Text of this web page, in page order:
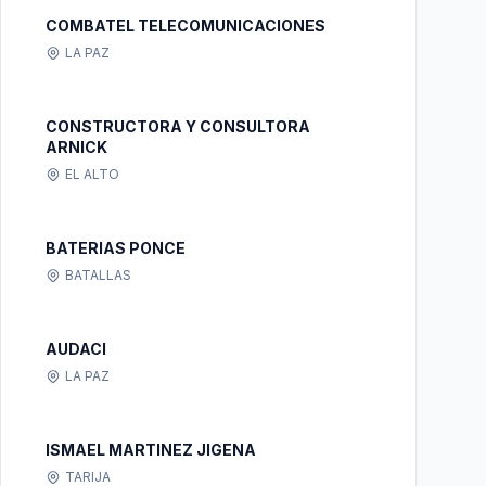
COMBATEL TELECOMUNICACIONES
LA PAZ
CONSTRUCTORA Y CONSULTORA
ARNICK
EL ALTO
BATERIAS PONCE
BATALLAS
AUDACI
LA PAZ
ISMAEL MARTINEZ JIGENA
TARIJA